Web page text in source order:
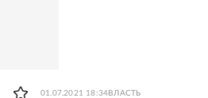
01.07.2021 18:34 ВЛАСТЬ